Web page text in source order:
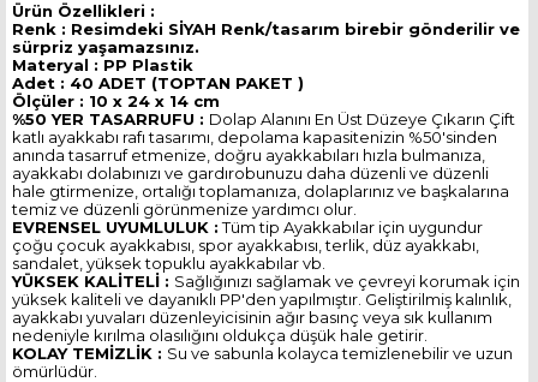
Ürün Özellikleri :
Renk : Resimdeki SİYAH Renk/tasarım birebir gönderilir ve
sürpriz yaşamazsınız.
Materyal : PP Plastik
Adet : 40 ADET (TOPTAN PAKET )
Ölçüler : 10 x 24 x 14 cm
%50 YER TASARRUFU : Dolap Alanını En Üst Düzeye Çıkarın Çift
katlı ayakkabı rafı tasarımı, depolama kapasitenizin %50'sinden
anında tasarruf etmenize, doğru ayakkabıları hızla bulmanıza,
ayakkabı dolabınızı ve gardırobunuzu daha düzenli ve düzenli
hale gtirmenize, ortalığı toplamanıza, dolaplarınız ve başkalarına
temiz ve düzenli görünmenize yardımcı olur.
EVRENSEL UYUMLULUK :Tüm tip Ayakkabılar için uygundur
çoğu çocuk ayakkabısı, spor ayakkabısı, terlik, düz ayakkabı,
sandalet, yüksek topuklu ayakkabılar vb.
YÜKSEK KALİTELİ : Sağlığınızı sağlamak ve çevreyi korumak için
yüksek kaliteli ve dayanıklı PP'den yapılmıştır. Geliştirilmiş kalınlık,
ayakkabı yuvaları düzenleyicisinin ağır basınç veya sık kullanım
nedeniyle kırılma olasılığını oldukça düşük hale getirir.
KOLAY TEMİZLİK : Su ve sabunla kolayca temizlenebilir ve uzun
ömürlüdür.